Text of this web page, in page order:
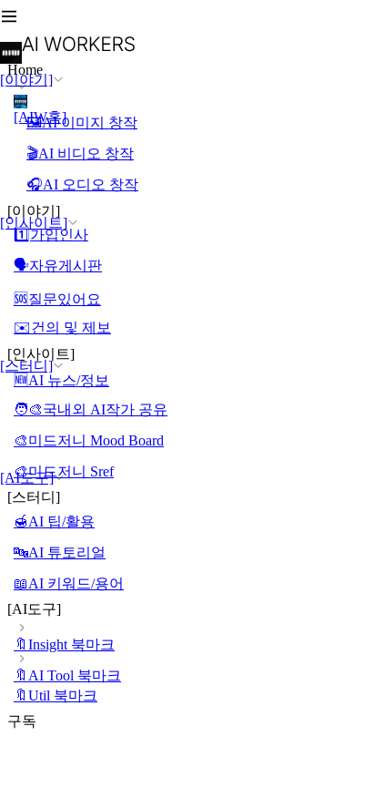
[이야기]
[인사이트]
[스터디]
[AI도구]
Home
[AIW홈]
🖼️AI 이미지 창작
🎬AI 비디오 창작
🎧AI 오디오 창작
[이야기]
1️⃣가입인사
🗣️자유게시판
🆘질문있어요
✉️건의 및 제보
[인사이트]
🆕AI 뉴스/정보
🧑‍🎨국내외 AI작가 공유
🎨미드저니 Mood Board
🎨미드저니 Sref
[스터디]
🍯AI 팁/활용
🔤AI 튜토리얼
📖AI 키워드/용어
[AI도구]
🔖Insight 북마크
🔖AI Tool 북마크
🔖Util 북마크
구독